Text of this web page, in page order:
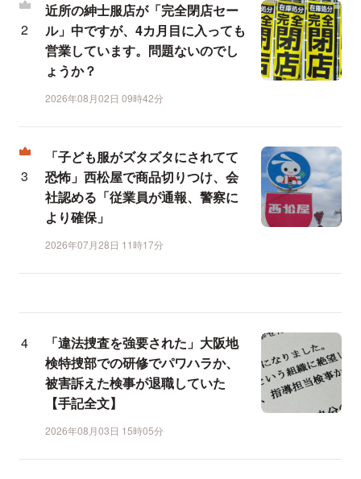
近所の紳士服店が「完全閉店セー
ル」中ですが、4カ月目に入っても
営業しています。問題ないのでし
ょうか？
2026年08月02日 09時42分
「子ども服がズタズタにされてて
恐怖」西松屋で商品切りつけ、会
社認める「従業員が通報、警察に
より確保」
2026年07月28日 11時17分
「違法捜査を強要された」大阪地
検特捜部での研修でパワハラか、
被害訴えた検事が退職していた
【手記全文】
2026年08月03日 15時05分